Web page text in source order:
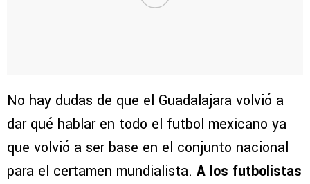
No hay dudas de que el Guadalajara volvió a
dar qué hablar en todo el futbol mexicano ya
que volvió a ser base en el conjunto nacional
para el certamen mundialista. A los futbolistas